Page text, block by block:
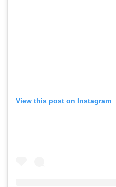
View this post on Instagram